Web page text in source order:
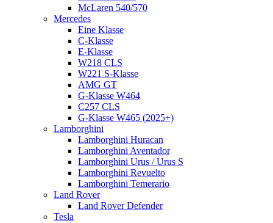
McLaren 540/570
Mercedes
Eine Klasse
C-Klasse
E-Klasse
W218 CLS
W221 S-Klasse
AMG GT
G-Klasse W464
C257 CLS
G-Klasse W465 (2025+)
Lamborghini
Lamborghini Huracan
Lamborghini Aventador
Lamborghini Urus / Urus S
Lamborghini Revuelto
Lamborghini Temerario
Land Rover
Land Rover Defender
Tesla